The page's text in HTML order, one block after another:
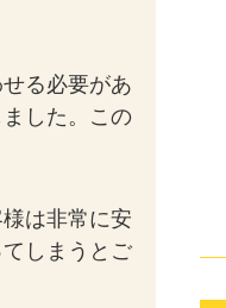
る必要があ
した。この
は非常に安
しまうとご